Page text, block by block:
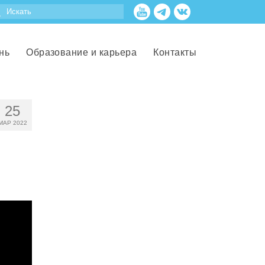
Образование и карьера Контакты
25
2022